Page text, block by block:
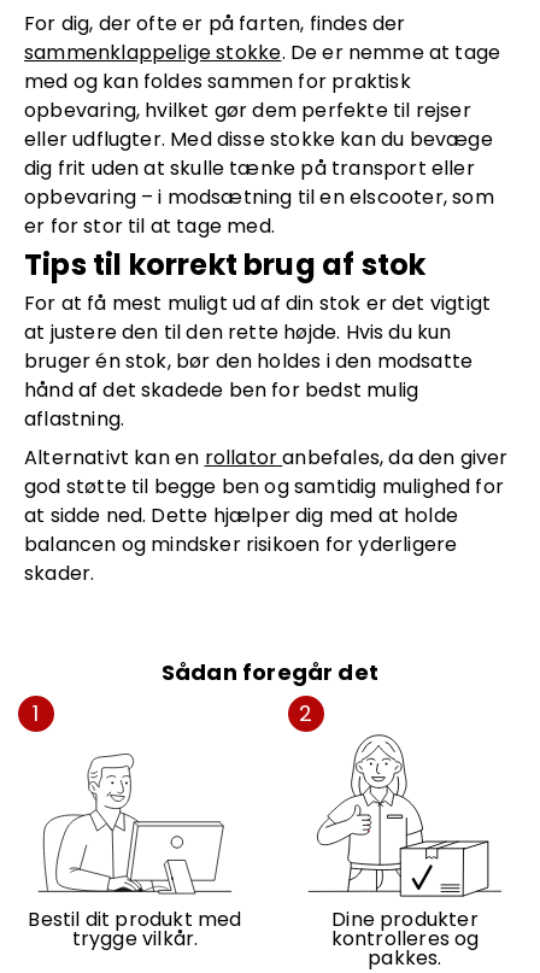
For dig, der ofte er på farten, findes der
sammenklappelige stokke. De er nemme at tage
med og kan foldes sammen for praktisk
opbevaring, hvilket gør dem perfekte til rejser
eller udflugter. Med disse stokke kan du bevæge
dig frit uden at skulle tænke på transport eller
opbevaring – i modsætning til en elscooter, som
er for stor til at tage med.
Tips til korrekt brug af stok
For at få mest muligt ud af din stok er det vigtigt
at justere den til den rette højde. Hvis du kun
bruger én stok, bør den holdes i den modsatte
hånd af det skadede ben for bedst mulig
aflastning.
Alternativt kan en rollatoranbefales, da den giver
god støtte til begge ben og samtidig mulighed for
at sidde ned. Dette hjælper dig med at holde
balancen og mindsker risikoen for yderligere
skader.
Sådan foregår det
1
Bestil dit produkt med
trygge vilkår.
2
Dine produkter
kontrolleres og
pakkes.